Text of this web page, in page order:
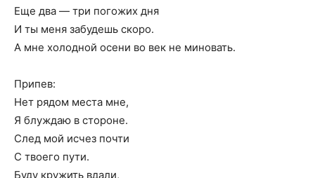
Еще два — три погожих дня
И ты меня забудешь скоро.
А мне холодной осени во век не миновать.
Припев:
Нет рядом места мне,
Я блуждаю в стороне.
След мой исчез почти
С твоего пути.
Буду кружить вдали,